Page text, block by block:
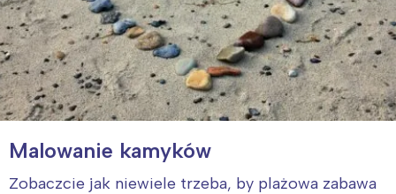
Malowanie kamyków
Zobaczcie jak niewiele trzeba, by plażowa zabawa